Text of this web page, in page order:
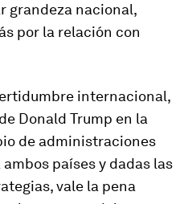
grandeza nacional,
por la relación con
internacional,
Donald Trump en la
de administraciones
países y dadas las
vale la pena